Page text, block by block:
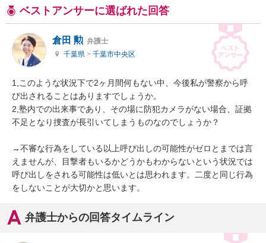
ベストアンサーに選ばれた回答
倉田 勲 弁護士
千葉県 > 千葉市中央区
1,このような状況下で2ヶ月間何もない中、今後私が警察から呼
び出されることはありますでしょうか。
2,塾内での出来事であり、その場に防犯カメラがない場合、証拠
不足となり捜査が長引いてしまうものなのでしょうか？
→不審な行為をしている以上呼び出しの可能性がゼロとまでは言
えませんが、目撃者もいるかどうかもわからないという状況では
呼び出しをされる可能性は低いとは思われます。二度と同じ行為
をしないことが大切かと思います。
弁護士からの回答タイムライン